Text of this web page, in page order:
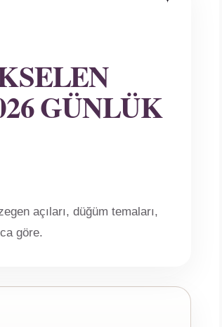
GÜNLÜK
açıları, düğüm temaları,
göre.